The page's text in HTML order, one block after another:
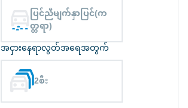
ပြင်ညီမျက်နှာပြင်(က
တ္တရာ)
အငှားနေရာလွတ်အရေအတွက်
2စီး